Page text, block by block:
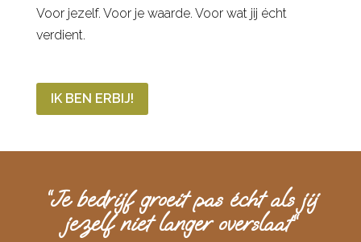
Voor jezelf. Voor je waarde. Voor wat jij écht
verdient.
IK BEN ERBIJ!
“Je bedrijf groeit pas écht als jij
jezelf niet langer overslaat“